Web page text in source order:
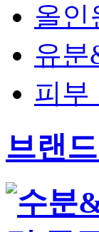
올인
유분
피부
브랜